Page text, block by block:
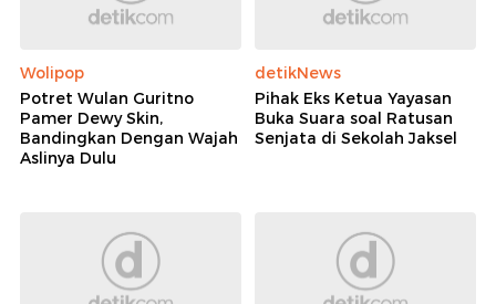
Wolipop
Potret Wulan Guritno
Pamer Dewy Skin,
Bandingkan Dengan Wajah
Aslinya Dulu
detikNews
Pihak Eks Ketua Yayasan
Buka Suara soal Ratusan
Senjata di Sekolah Jaksel